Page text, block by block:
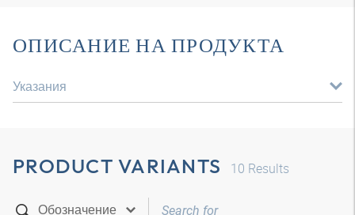
ОПИСАНИЕ НА ПРОДУКТА
Указания
PRODUCT VARIANTS 10 Results